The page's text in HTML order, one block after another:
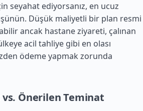
seyahat ediyorsanız, en ucuz
Düşük maliyetli bir plan resmi
ancak hastane ziyareti, çalınan
acil tahliye gibi en olası
ödeme yapmak zorunda
Önerilen Teminat